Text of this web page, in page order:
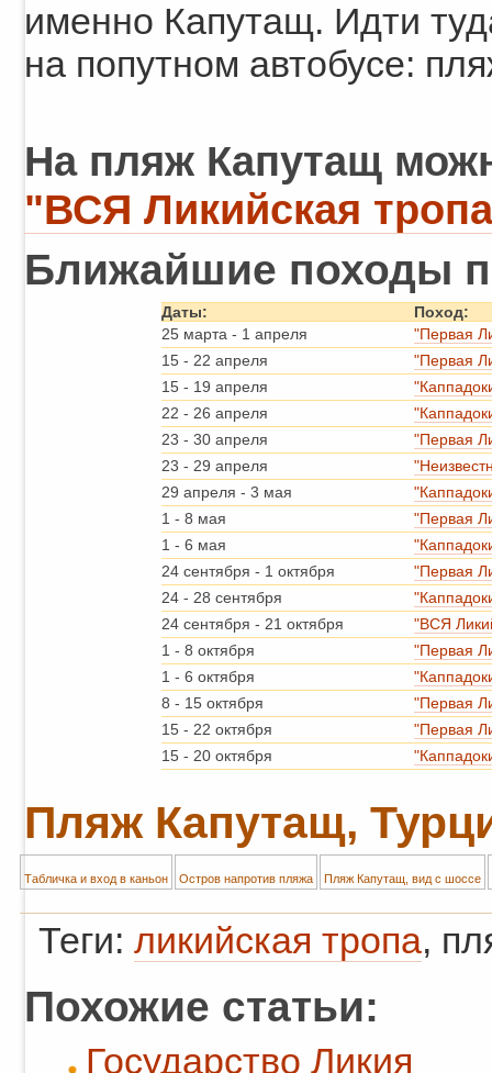
именно Капутащ. Идти
на попутном автобусе:
На пляж Капутащ
"ВСЯ Ликийская
Ближайшие походы
Даты:
Поход:
25 марта - 1 апреля
"Первая
15 - 22 апреля
"Первая
15 - 19 апреля
22 - 26 апреля
23 - 30 апреля
"Первая
23 - 29 апреля
29 апреля - 3 мая
1 - 8 мая
"Первая
1 - 6 мая
24 сентября - 1 октября
"Первая
24 - 28 сентября
24 сентября - 21 октября
"ВСЯ
1 - 8 октября
"Первая
1 - 6 октября
8 - 15 октября
"Первая
15 - 22 октября
"Первая
15 - 20 октября
Пляж Капутащ,
Табличка и вход в каньон Остров напротив пляжа Пляж Капутащ, вид с шоссе
Теги: ликийская тропа,
Похожие статьи:
Государство Ликия